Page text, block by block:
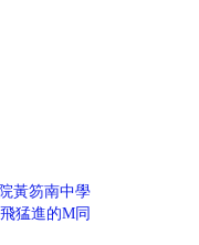
黃笏南中學
猛進的M同